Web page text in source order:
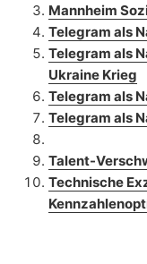
Mannheim
Telegram als
Telegram als
Ukraine Krieg
Telegram als
Telegram als
Talent-
Technische